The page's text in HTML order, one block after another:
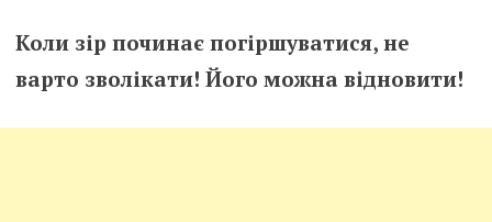
Коли зір починає погіршуватися, не
варто зволікати! Його можна відновити!